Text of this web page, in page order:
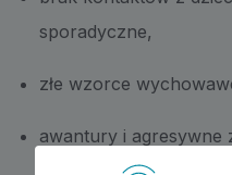
sporadyczne,
złe wzorce
awantury i agresywne
alkoholu, który jest